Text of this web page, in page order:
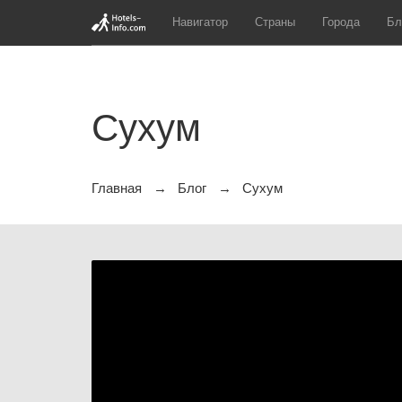
Навигатор Страны Города
Сухум
Главная Блог Сухум